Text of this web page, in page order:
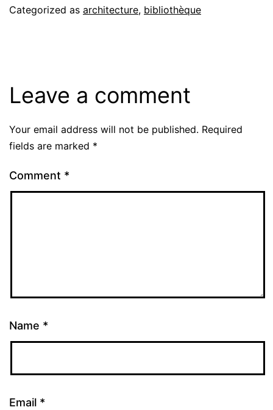
Categorized as architecture, bibliothèque
Leave a comment
Your email address will not be published. Required
fields are marked *
Comment *
Name *
Email *